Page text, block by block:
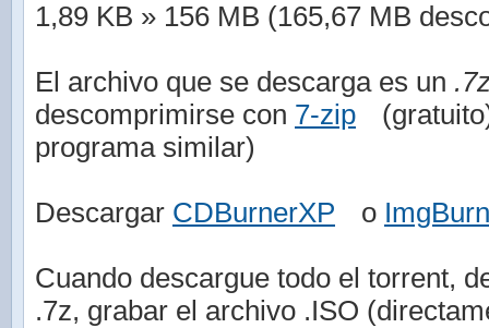
1,89 KB » 156 MB (165,67 MB
El archivo que se descarga es un
descomprimirse con 7-zip
programa similar)
Descargar CDBurnerXP o ImgBurn
Cuando descargue todo el torrent,
.7z, grabar el archivo .ISO